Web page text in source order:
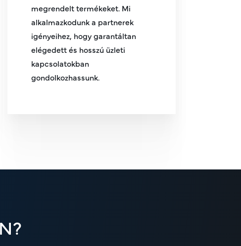
megrendelt termékeket. Mi
alkalmazkodunk a partnerek
igényeihez, hogy garantáltan
elégedett és hosszú üzleti
kapcsolatokban
gondolkozhassunk.